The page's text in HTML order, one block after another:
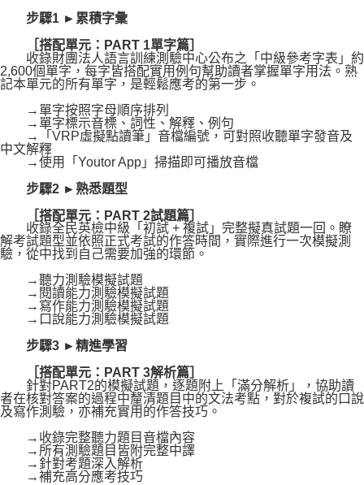
步驟1 ►累積字彙
［搭配單元：PART 1單字篇］
收錄財團法人語言訓練測驗中心公布之「中級參考字表」約
2,600個單字，每字皆搭配實用例句幫助讀者掌握單字用法。熟
記本單元的所有單字，是輕鬆應考的第一步。
→單字按照字母順序排列
→單字標示音標、詞性、解釋、例句
→「VRP虛擬點讀筆」音檔編號，可對照收聽單字發音及
中文解釋
→使用「Youtor App」掃描即可播放音檔
步驟2 ►熟悉題型
［搭配單元：PART 2試題篇］
收錄全民英檢中級「初試 + 複試」完整擬真試題一回。瞭
解考試題型並依照正式考試的作答時間，實際進行一次模擬測
驗，從中找到自己需要加強的環節。
→聽力測驗模擬試題
→閱讀能力測驗模擬試題
→寫作能力測驗模擬試題
→口說能力測驗模擬試題
步驟3 ►精進學習
［搭配單元：PART 3解析篇］
針對PART2的模擬試題，逐題附上「滿分解析」，協助讀
者在核對答案的過程中釐清題目中的文法考點，對於複試的口說
及寫作測驗，亦補充實用的作答技巧。
→收錄完整聽力題目音檔內容
→所有測驗題目皆附完整中譯
→針對考題深入解析
→補充高分應考技巧